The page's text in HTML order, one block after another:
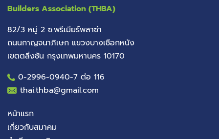
Builders Association (THBA)
82/3 หมู่ 2 ซ.พรีเมียร์พลาซ่า
ถนนกาญจนาภิเษก แขวงบางเชือกหนัง
เขตตลิ่งชัน กรุงเทพมหานคร 10170
0-2996-0940-7 ต่อ 116
thai.thba@gmail.com
หน้าแรก
เกี่ยวกับสมาคม